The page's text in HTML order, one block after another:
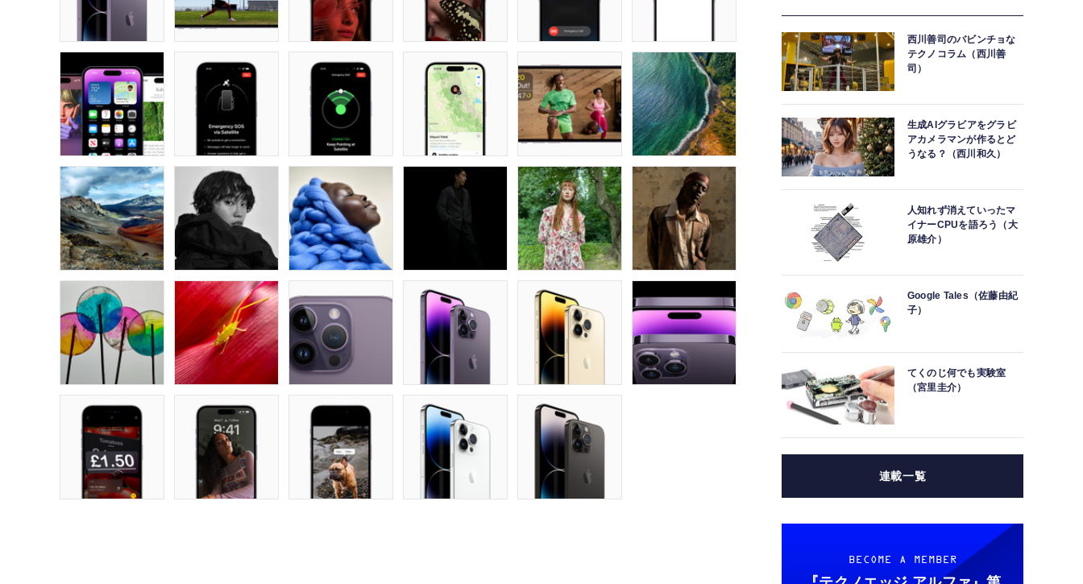
西川善司のバビンチョな
テクノコラム（西川善
司）
生成AIグラビアをグラビ
アカメラマンが作るとど
うなる？（西川和久）
人知れず消えていったマ
イナーCPUを語ろう（大
原雄介）
Google Tales（佐藤由紀
子）
てくのじ何でも実験室
（宮里圭介）
連載一覧
BECOME A MEMBER